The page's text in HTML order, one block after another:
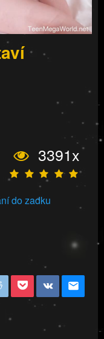
3391x
do zadku